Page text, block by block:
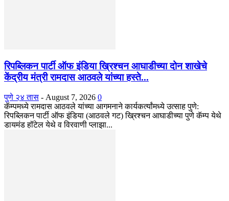
रिपब्लिकन पार्टी ऑफ इंडिया ख्रिश्चन आघाडीच्या दोन शाखेचे
केंद्रीय मंत्री रामदास आठवले यांच्या हस्ते...
पुणे २४ तास - August 7, 2026 0
कॅम्पमध्ये रामदास आठवले यांच्या आगमनाने कार्यकर्त्यांमध्ये उत्साह पुणे:
रिपब्लिकन पार्टी ऑफ इंडिया (आठवले गट) ख्रिश्चन आघाडीच्या पुणे कॅम्प येथे
डायमंड हॉटेल येथे व विरवाणी प्लाझा...